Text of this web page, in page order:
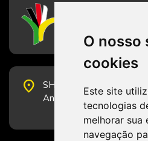
O nosso
cookies
Este site
tecnologias
melhorar sua
navegação
place
SHS Quadra 6, Bloco E,
Andar, Sala 2001 - CEP